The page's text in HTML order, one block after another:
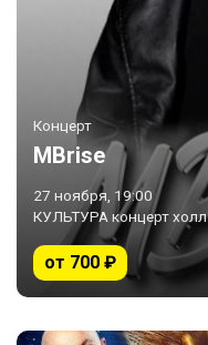
Концерт
MBrise
27 ноября, 19:00
КУЛЬТУРА концерт холл
от 700 ₽